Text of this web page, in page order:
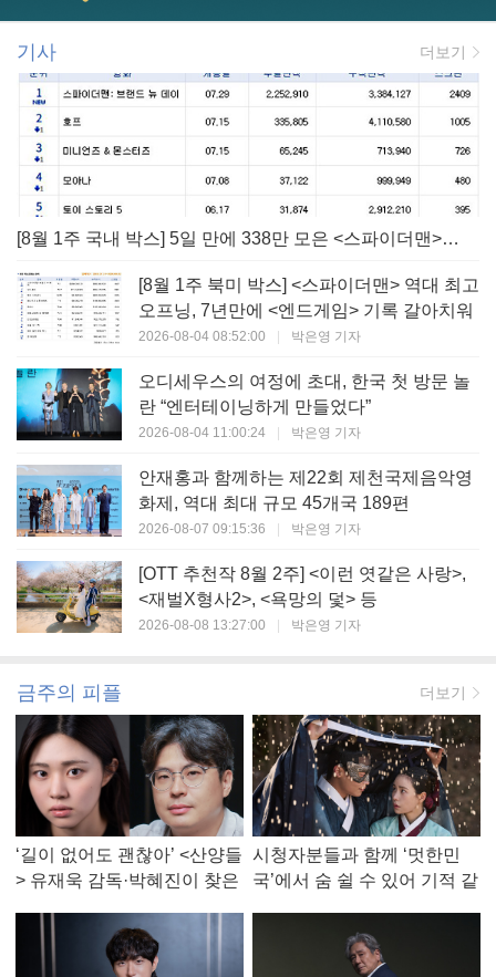
기사 더보기
[8월 1주 국내 박스] 5일 만에 338만 모은 <스파이더맨> 극장가 235% 대반등, <호프>는 400만 돌파
[8월 1주 북미 박스] <스파이더맨> 역대 최고
오프닝, 7년만에 <엔드게임> 기록 갈아치워
2026-08-04 08:52:00 | 박은영 기자
오디세우스의 여정에 초대, 한국 첫 방문 놀
란 “엔터테이닝하게 만들었다”
2026-08-04 11:00:24 | 박은영 기자
안재홍과 함께하는 제22회 제천국제음악영
화제, 역대 최대 규모 45개국 189편
2026-08-07 09:15:36 | 박은영 기자
[OTT 추천작 8월 2주] <이런 엿같은 사랑>,
<재벌X형사2>, <욕망의 덫> 등
2026-08-08 13:27:00 | 박은영 기자
금주의 피플 더보기
‘길이 없어도 괜찮아’ <산양들
> 유재욱 감독·박혜진이 찾은
시청자분들과 함께 ‘멋한민
국’에서 숨 쉴 수 있어 기적 같